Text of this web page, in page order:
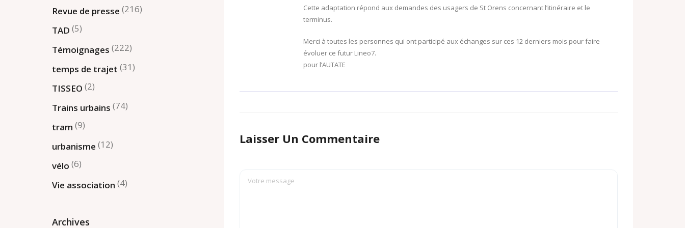
Cette adaptation répond aux demandes des usagers de St Orens concernant l’itinéraire et le
terminus.
Merci à toutes les personnes qui ont participé aux échanges sur ces 12 derniers mois pour faire
évoluer ce futur Lineo7.
pour l’AUTATE
Laisser Un Commentaire
Revue de presse (216)
TAD (5)
Témoignages (222)
temps de trajet (31)
TISSEO (2)
Trains urbains (74)
tram (9)
urbanisme (12)
vélo (6)
Vie association (4)
Archives